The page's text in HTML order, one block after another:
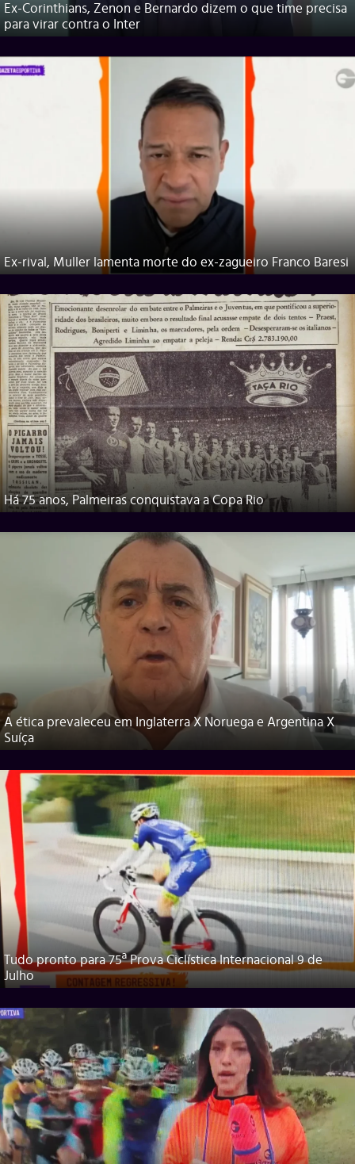
Ex-Corinthians, Zenon e Bernardo dizem o que time precisa
para virar contra o Inter
Ex-rival, Muller lamenta morte do ex-zagueiro Franco Baresi
Há 75 anos, Palmeiras conquistava a Copa Rio
A ética prevaleceu em Inglaterra X Noruega e Argentina X
Suíça
Tudo pronto para 75ª Prova Ciclística Internacional 9 de
Julho